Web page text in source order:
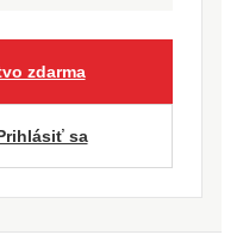
zdarma
sa